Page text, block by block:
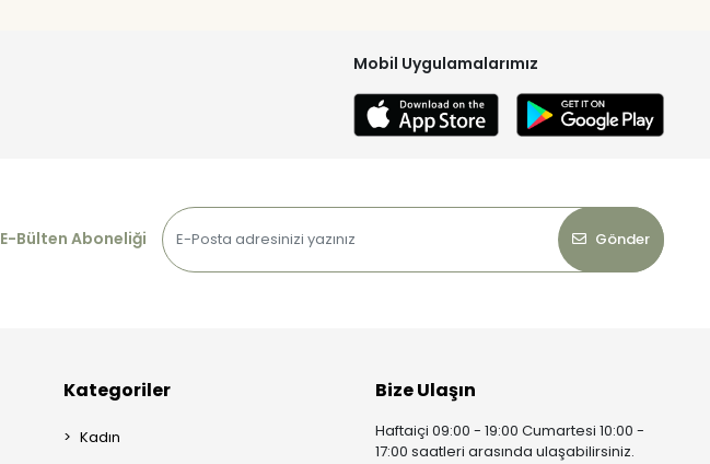
Mobil Uygulamalarımız
E-Bülten Aboneliği
Gönder
Kategoriler
Kadın
Bize Ulaşın
Haftaiçi 09:00 - 19:00 Cumartesi 10:00 -
17:00 saatleri arasında ulaşabilirsiniz.